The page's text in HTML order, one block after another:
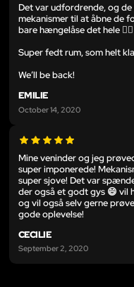
Det var udfordrende, og
mekanismer til at åbne de
bare hængelåse det hele 👌🏼
Super fedt rum, som helt
We’ll be back!
EMILIE
October 14, 2020
Mine veninder og jeg
super imponerede!
super sjove! Det var
der også et godt gys 😄 vil
og vil også selv gerne
gode oplevelse!
CECILIE
September 2, 2020